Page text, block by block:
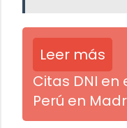
Leer más
Citas DNI en
Perú en